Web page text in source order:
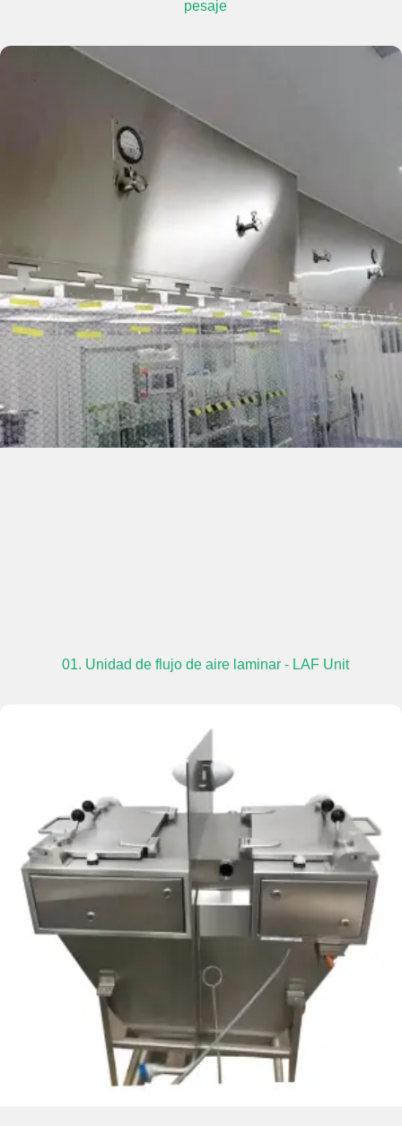
pesaje
01. Unidad de flujo de aire laminar - LAF Unit